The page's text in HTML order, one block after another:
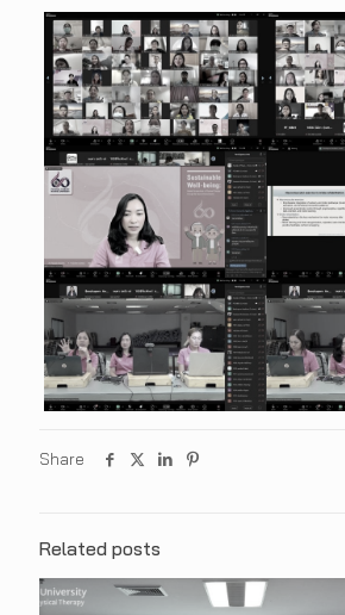
Share
Related posts